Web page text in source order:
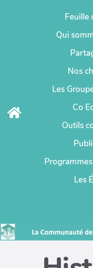
Aller au contenuFeuille
Qui
Nos
Les
Co
Outils
Les